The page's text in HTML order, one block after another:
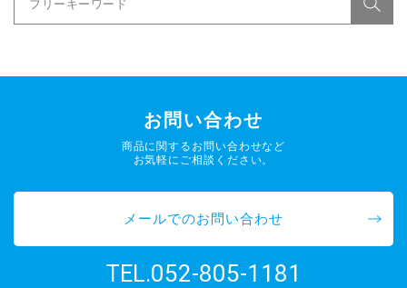
お問い合わせ
商品に関するお問い合わせなど
お気軽にご相談ください。
メールでのお問い合わせ
TEL.052-805-1181